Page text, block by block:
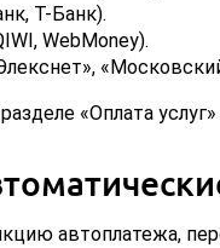
Т-Банк).
WebMoney).
«Оплата
автоплатежа,